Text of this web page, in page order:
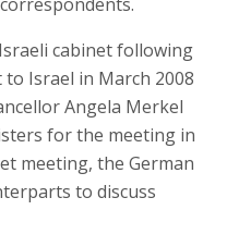
cabinet following
Israel in March 2008
Angela Merkel
for the meeting in
meeting, the German
to discuss